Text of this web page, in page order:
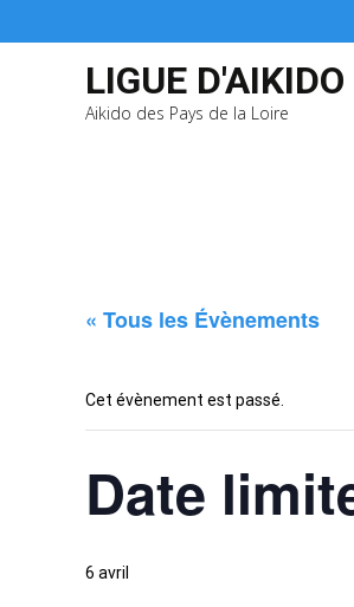
LIGUE
Aikido des Pays de la Loire
« Tous les Évènements
Cet évènement est passé.
Date
6 avril